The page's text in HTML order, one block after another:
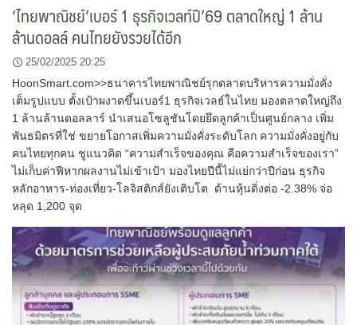
‘ไทยพาณิชย์’เบอร์ 1 ธุรกิจเวลท์ปี’69 ตลาดใหญ่ 1 ล้าน
ล้านดอลล์ คนไทยยังรวยได้อีก
25/02/2025 20:25
HoonSmart.com>>ธนาคารไทยพาณิชย์รุกตลาดบริหารความมั่งคั่ง
เต็มรูปแบบ ตั้งเป้าผงาดขึ้นเบอร์1 ธุรกิจเวลธ์ในไทย มองตลาดใหญ่ถึง
1 ล้านล้านดอลลาร์ นำเสนอโซลูชันโดยยึดลูกค้าเป็นศูนย์กลาง เพิ่ม
พันธมิตรที่ใช่ ขยายโอกาสเพิ่มความมั่งคั่งระดับโลก ความมั่งคั่งอยู่กับ
คนไทยทุกคน ชูแนวคิด “ความสำเร็จของคุณ คือความสำเร็จของเรา”
ไม่เก็บค่าฟีหากผลงานไม่เข้าเป้า มองไทยปีนี้ไม่แย่กว่าปีก่อน ธุรกิจ
หลักอาหาร-ท่องเที่ยว-โลจิสติกส์ยังเติบโต ด้านหุ้นดิ่งต่อ -2.38% จ่อ
หลุด 1,200 จุด